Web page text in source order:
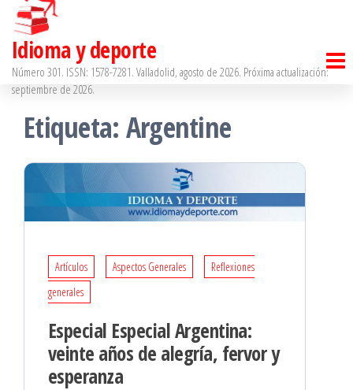
Idioma y deporte
Número 301. ISSN: 1578-7281. Valladolid, agosto de 2026. Próxima actualización:
septiembre de 2026.
Etiqueta: Argentine
Artículos Aspectos Generales
Reflexiones
generales
Especial Especial Argentina:
veinte años de alegría, fervor y
esperanza